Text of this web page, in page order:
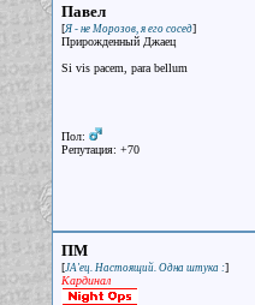
Павел
[Я - не Морозов, я его сосед]
Прирожденный Джаец
Si vis pacem, para bellum
Пол:
Репутация: +70
ПМ
[JA'ец. Настоящий. Одна штука :]
Кардинал